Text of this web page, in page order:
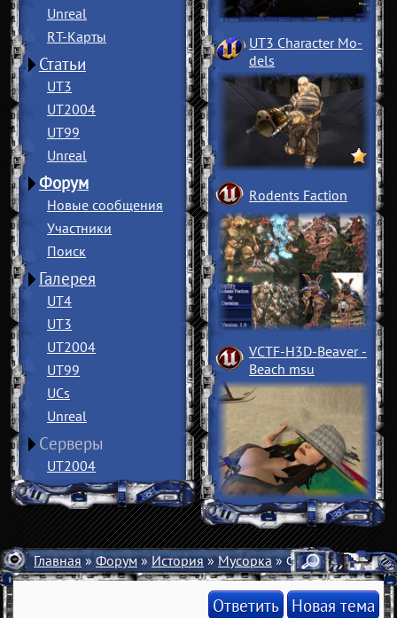
Unreal
RT-Карты
Статьи
UT3
UT2004
UT99
Unreal
Форум
Новые сообщения
Участники
Поиск
Галерея
UT4
UT3
UT2004
UT99
UCs
Unreal
Серверы
UT2004
UT3 Character Mo­
dels
Rodents Faction
VCTF-H3D-Beaver ­
Beach msu
Главная»Форум»История»Мусорка» Форумные
Ответить Новая тема